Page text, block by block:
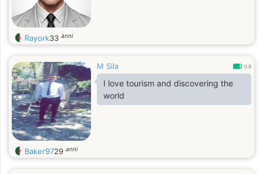
Rayork33 anni
M Sila 0.8
I love tourism and discovering the
world
Baker9729 anni